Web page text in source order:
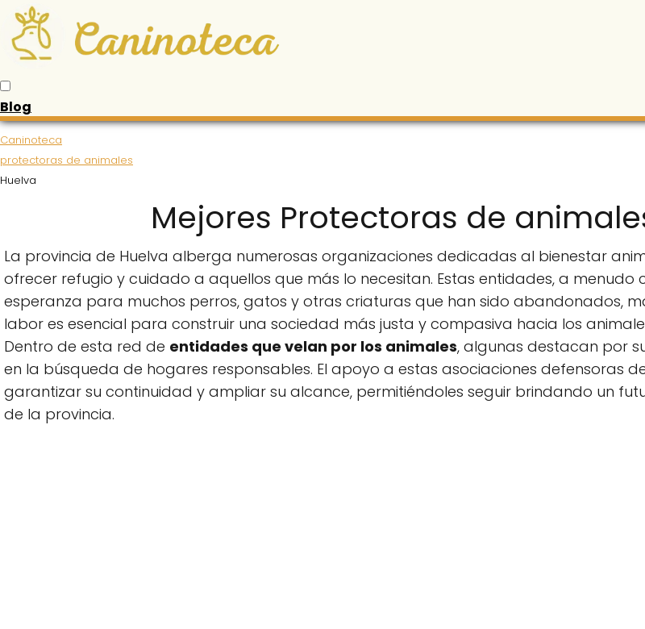
Blog
Caninoteca
protectoras de animales
Huelva
Mejores Protectoras de
La provincia de Huelva alberga numerosas organizaciones dedicadas al bienestar
ofrecer refugio y cuidado a aquellos que más lo necesitan. Estas entidades, a menudo
esperanza para muchos perros, gatos y otras criaturas que han sido abandonados,
labor es esencial para construir una sociedad más justa y compasiva hacia los
Dentro de esta red de entidades que velan por los animales, algunas destacan por
en la búsqueda de hogares responsables. El apoyo a estas asociaciones defensoras
garantizar su continuidad y ampliar su alcance, permitiéndoles seguir brindando un
de la provincia.